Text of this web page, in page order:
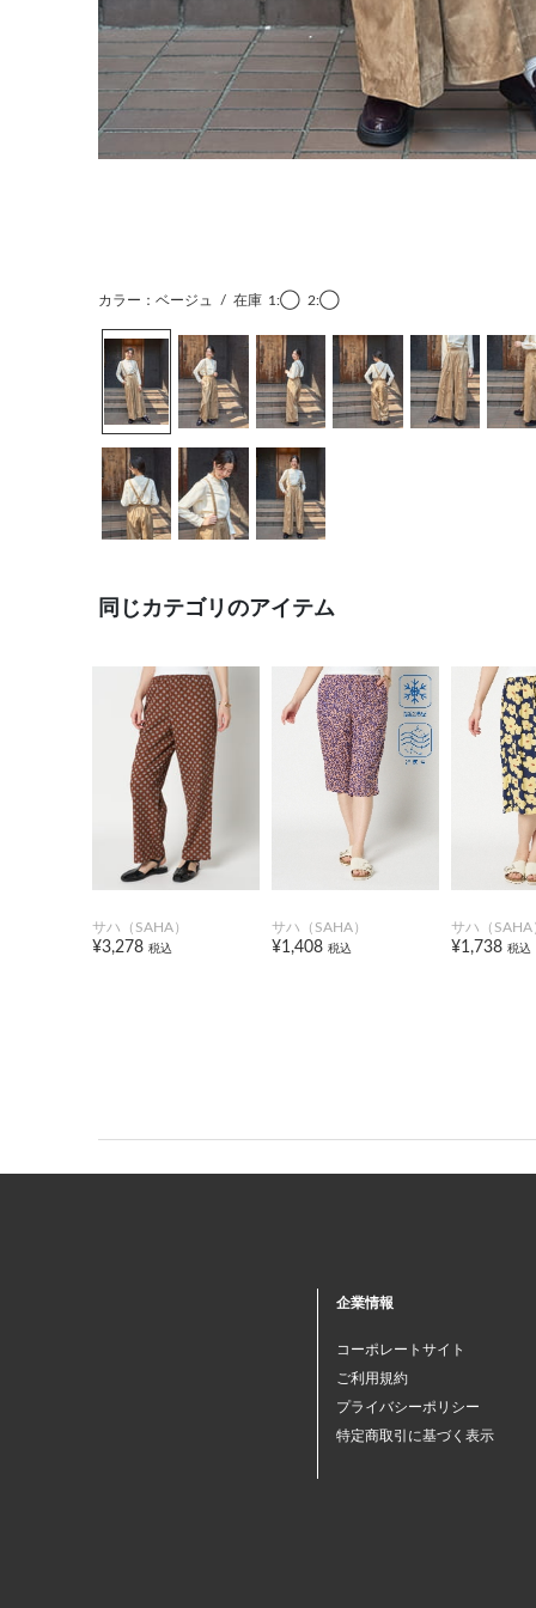
カラー：ベージュ / 在庫 1:◯ 2:◯
同じカテゴリのアイテム
サハ（SAHA）
¥3,278 税込
サハ（SAHA）
¥1,408 税込
サハ（SAHA
¥1,738 税込
企業情報
コーポレートサイト
ご利用規約
プライバシーポリシー
特定商取引に基づく表示